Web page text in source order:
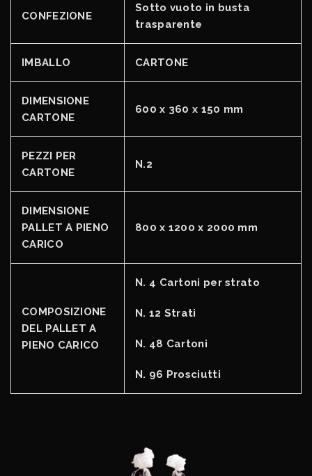
CONFEZIONE
Sotto vuoto in busta
trasparente
IMBALLO CARTONE
DIMENSIONE
CARTONE
600 x 360 x 150 mm
PEZZI PER
CARTONE
N.2
DIMENSIONE
PALLET A PIENO
CARICO
800 x 1200 x 2000 mm
COMPOSIZIONE
DEL PALLET A
PIENO CARICO
N. 4 Cartoni per strato
N. 12 Strati
N. 48 Cartoni
N. 96 Prosciutti